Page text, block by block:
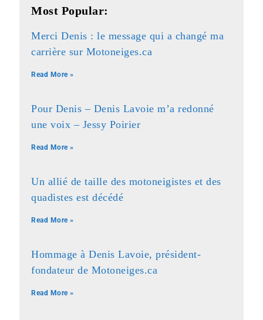
Most Popular:
Merci Denis : le message qui a changé ma
carrière sur Motoneiges.ca
Read More »
Pour Denis – Denis Lavoie m’a redonné
une voix – Jessy Poirier
Read More »
Un allié de taille des motoneigistes et des
quadistes est décédé
Read More »
Hommage à Denis Lavoie, président-
fondateur de Motoneiges.ca
Read More »